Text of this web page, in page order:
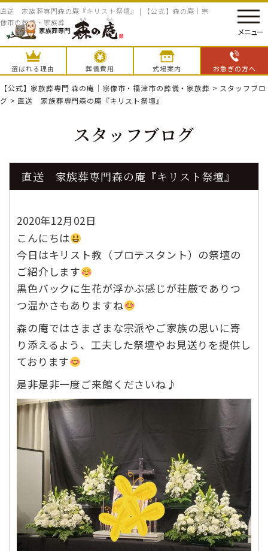
直送 家族葬専門森の庵『キリスト祭壇』 | 【公式】森の庵｜宗
像市の葬儀・家族葬
選ばれる理由 葬儀費用 式場案内 お急ぎの方へ
メニュー
【公式】家族葬専門 森の庵｜宗像市・福津市の葬儀・家族葬 > スタッフブロ
グ > 直送 家族葬専門森の庵『キリスト祭壇』
スタッフブログ
直送 家族葬専門森の庵『キリスト祭壇』
2020年12月02日
こんにちは
今日はキリスト教（プロテスタント）の祭壇の
ご紹介します
黒色バックに生花が浮かぶ感じが荘厳でありつ
つ温かさもありますね
森の庵ではさまざまな宗派やご家族の思いに寄
り添えるよう、工夫した祭壇やお見送りを提供し
ております
是非是非一度ご来館くださいね♪